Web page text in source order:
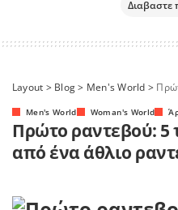
Διαβαστε
Layout > Blog> Men's World > Πρώτο
Men's World Woman's World
Πρώτο ραντεβού: 5
από ένα άθλιο